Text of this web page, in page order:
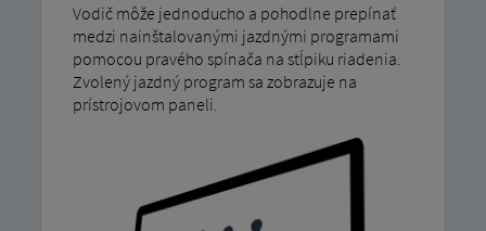
Vodič môže jednoducho a pohodlne prepínať
medzi nainštalovanými jazdnými programami
pomocou pravého spínača na stĺpiku riadenia.
Zvolený jazdný program sa zobrazuje na
prístrojovom paneli.